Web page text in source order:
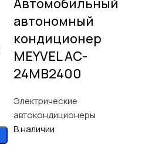
Автомобильный
автономный
кондиционер
MEYVEL AC-
24MB2400
Электрические
автокондиционеры
В наличии